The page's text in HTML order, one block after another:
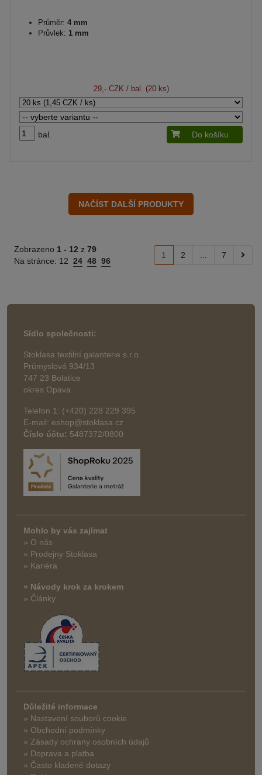
Průměr: 4 mm
Průvlek: 1 mm
29,- CZK / bal. (20 ks)
bal. Do košíku
Zobrazeno 1 - 12 z 79
Na stránce: 12 24 48 96
1 2 7
Sídlo společnosti:
Stoklasa textilní galanterie s.r.o.
Průmyslová 934/13
747 23 Bolatice
okres Opava
Telefon 1: (+420) 228 229 395
E-mail: eshop@stoklasa.cz
Číslo účtu: 5487372/0800
Mohlo by vás zajímat
» O nás
» Prodejny Stoklasa
» Kariéra
» Návody krok za krokem
» Články
Důležité informace
» Nastavení souborů cookie
» Obchodní podmínky
» Zásady ochrany osobních údajů
» Doprava a platba
» Často kladené dotazy